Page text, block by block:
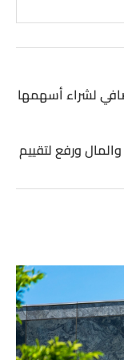
لشراء أسهمها
ورفع لتقييم